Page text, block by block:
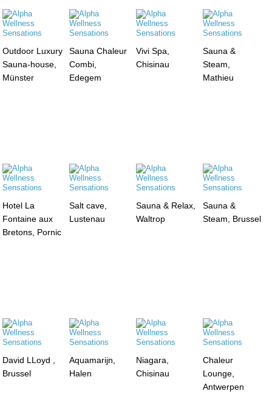
Outdoor Luxury
Sauna-house,
Münster
Sauna Chaleur
Combi,
Edegem
Vivi Spa,
Chisinau
Sauna &
Steam,
Mathieu
Hotel La
Fontaine aux
Bretons, Pornic
Salt cave,
Lustenau
Sauna & Relax,
Waltrop
Sauna &
Steam, Brussel
David LLoyd ,
Brussel
Aquamarijn,
Halen
Niagara,
Chisinau
Chaleur
Lounge,
Antwerpen